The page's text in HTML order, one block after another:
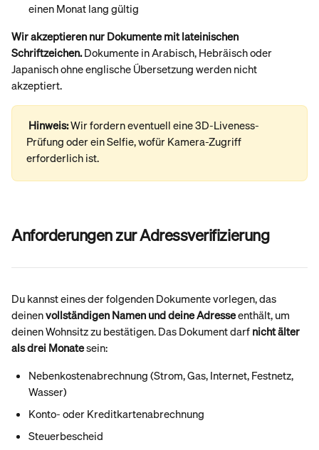
einen Monat lang gültig
Wir akzeptieren nur Dokumente mit lateinischen
Schriftzeichen. Dokumente in Arabisch, Hebräisch oder
Japanisch ohne englische Übersetzung werden nicht
akzeptiert.
Hinweis: Wir fordern eventuell eine 3D-Liveness-
Prüfung oder ein Selfie, wofür Kamera-Zugriff
erforderlich ist.
Anforderungen zur Adressverifizierung
Du kannst eines der folgenden Dokumente vorlegen, das
deinen vollständigen Namen und deine Adresse enthält, um
deinen Wohnsitz zu bestätigen. Das Dokument darf nicht älter
als drei Monate sein:
Nebenkostenabrechnung (Strom, Gas, Internet, Festnetz,
Wasser)
Konto- oder Kreditkartenabrechnung
Steuerbescheid